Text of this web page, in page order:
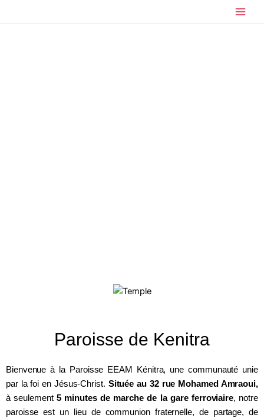
Paroisse de Kenitra
Bienvenue à la Paroisse EEAM Kénitra, une communauté unie
par la foi en Jésus-Christ. Située au 32 rue Mohamed Amraoui,
à seulement5 minutes de marche de la gare ferroviaire, notre
paroisse est un lieu de communion fraternelle, de partage, de